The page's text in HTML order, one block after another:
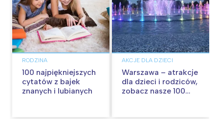
RODZINA
100 najpiękniejszych
cytatów z bajek
znanych i lubianych
AKCJE DLA DZIECI
Warszawa – atrakcje
dla dzieci i rodziców,
zobacz nasze 100